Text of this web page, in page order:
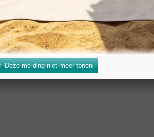
Deze melding niet meer tonen